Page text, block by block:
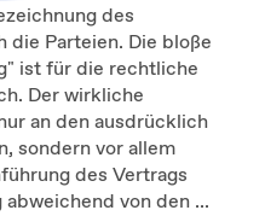
des
die Parteien. Die bloße
ist für die rechtliche
Der wirkliche
an den ausdrücklich
sondern vor allem
des Vertrags
von den ...